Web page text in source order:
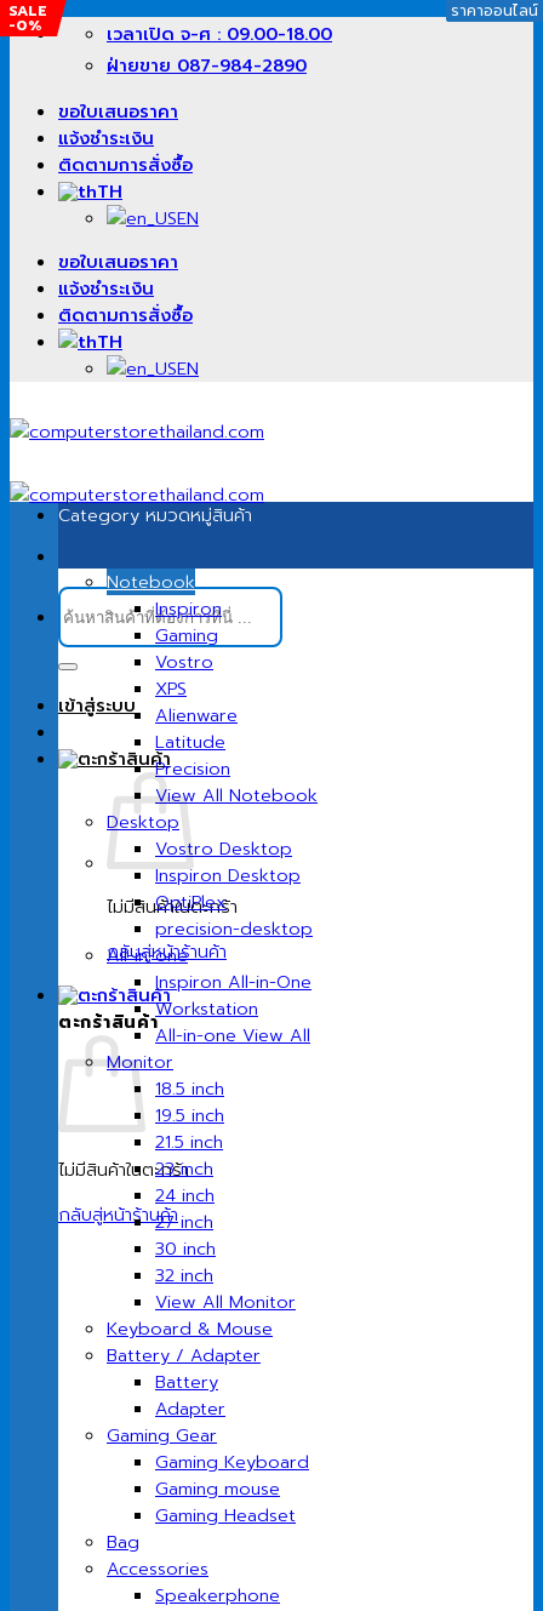
ข้าม
เนื้อหา
เวลาเปิด จ-ศ : 09.00-18.00
ฝ่ายขาย 087-984-2890
ขอใบเสนอราคา
แจ้งชำระเงิน
ติดตามการสั่งซื้อ
TH
EN
ขอใบเสนอราคา
แจ้งชำระเงิน
ติดตามการสั่งซื้อ
TH
EN
ค้นหา:
เข้าสู่ระบบ
ไม่มีสินค้าในตะกร้า
กลับสู่หน้าร้านค้า
ตะกร้าสินค้า
ไม่มีสินค้าในตะกร้า
กลับสู่หน้าร้านค้า
Category หมวดหมู่สินค้า
Notebook
Inspiron
Gaming
Vostro
XPS
Alienware
Latitude
Precision
View All Notebook
Desktop
Vostro Desktop
Inspiron Desktop
OptiPlex
precision-desktop
All-in-one
Inspiron All-in-One
Workstation
All-in-one View All
Monitor
18.5 inch
19.5 inch
21.5 inch
23 inch
24 inch
27 inch
30 inch
32 inch
View All Monitor
Keyboard & Mouse
Battery / Adapter
Battery
Adapter
Gaming Gear
Gaming Keyboard
Gaming mouse
Gaming Headset
Bag
Accessories
Speakerphone
ราคาออนไลน์
ราคาออนไลน์
SALE
-0%
ราคาออนไลน์